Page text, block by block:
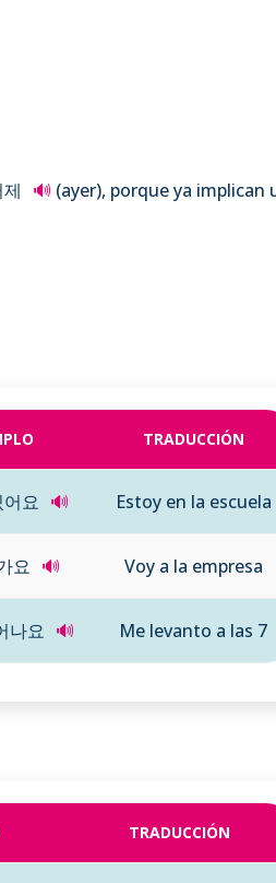
🔊 (ayer), porque ya implican
TRADUCCIÓN
요 🔊 Estoy en la escuela
요 🔊 Voy a la empresa
나요 🔊 Me levanto a las 7
TRADUCCIÓN